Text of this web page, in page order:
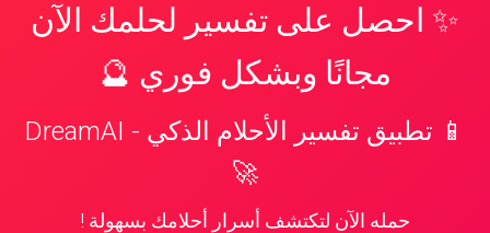
✨ احصل على تفسير لحلمك الآن
مجانًا وبشكل فوري 🔮
📱 تطبيق تفسير الأحلام الذكي - DreamAI
🚀
حمله الآن لتكتشف أسرار أحلامك بسهولة !